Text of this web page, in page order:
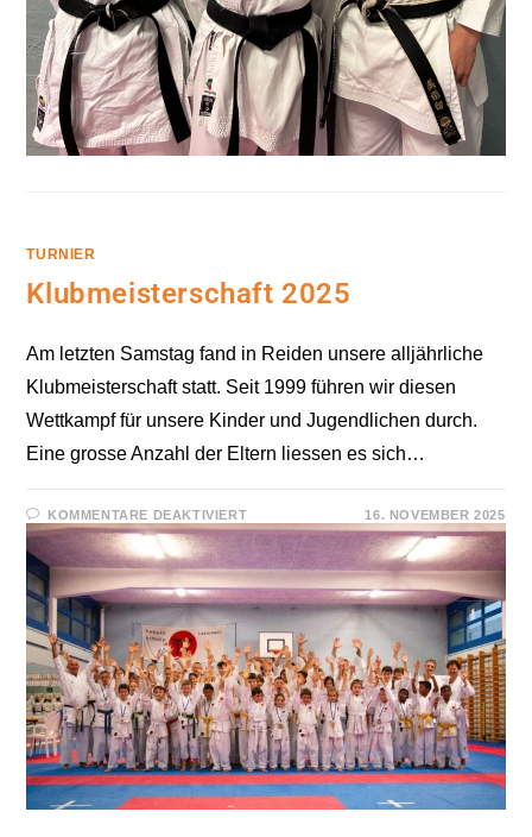
TURNIER
Klubmeisterschaft 2025
Am letzten Samstag fand in Reiden unsere alljährliche
Klubmeisterschaft statt. Seit 1999 führen wir diesen
Wettkampf für unsere Kinder und Jugendlichen durch.
Eine grosse Anzahl der Eltern liessen es sich…
KOMMENTARE DEAKTIVIERTFÜR
KLUBMEISTERSCHAFT
2025
16. NOVEMBER 2025